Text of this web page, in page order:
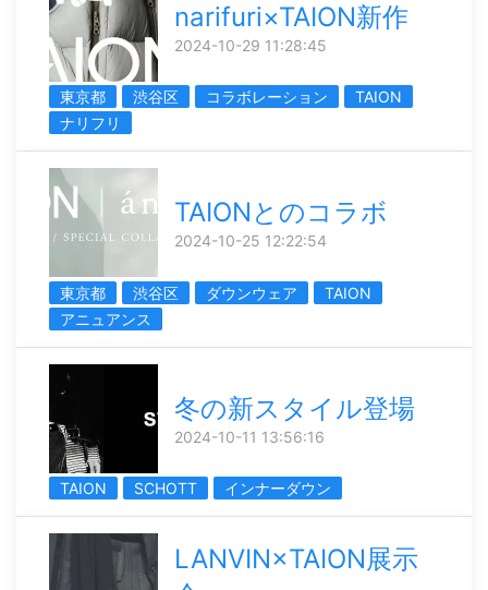
narifuri×TAION新作
2024-10-29 11:28:45
東京都 渋谷区 コラボレーション
TAION
ナリフリ
TAIONとのコラボ
2024-10-25 12:22:54
東京都 渋谷区 ダウンウェア
TAION
アニュアンス
冬の新スタイル登場
2024-10-11 13:56:16
TAION SCHOTT インナーダウン
LANVIN×TAION展示